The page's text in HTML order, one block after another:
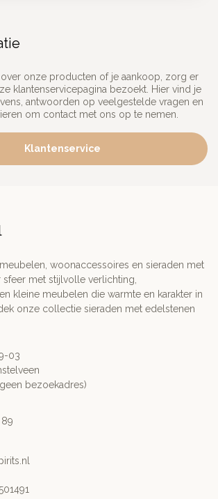
onze producten of je aankoop, zorg er
klantenservicepagina bezoekt. Hier vind je
antwoorden op veelgestelde vragen en
om contact met ons op te nemen.
Klantenservice
woonaccessoires en sieraden met
sfeer met stijlvolle verlichting,
kleine meubelen die warmte en karakter in
onze collectie sieraden met edelstenen
03
bezoekadres)